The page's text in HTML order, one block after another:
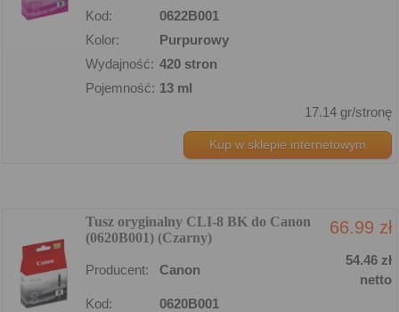
Kod:
0622B001
Kolor:
Purpurowy
Wydajność: 420 stron
Pojemność: 13 ml
17.14 gr/stronę
Kup w sklepie internetowym
Tusz oryginalny CLI-8 BK do Canon
(0620B001) (Czarny)
66.99 zł
Producent: Canon
54.46 zł
netto
Kod:
0620B001